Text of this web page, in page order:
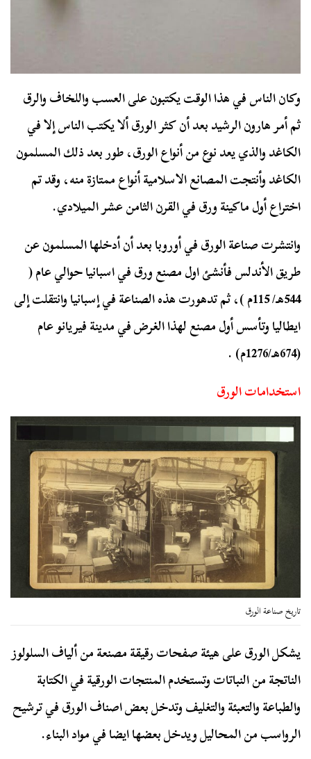
وكان الناس في هذا الوقت يكتبون على العسب واللخاف والرق
ثم أمر هارون الرشيد بعد أن كثر الورق ألا يكتب الناس إلا في
الكاغد والذي يعد نوع من أنواع الورق،طور بعد ذلك المسلمون
الكاغد وأنتجت المصانع الاسلامية أنواع ممتازة منه، وقد تم
اختراع أول ماكينة ورق في القرن الثامن عشر الميلادي.
وانتشرت صناعة الورق في أوروبا بعد أن أدخلها المسلمون عن
طريق الأندلس فأنشئ اول مصنع ورق في اسبانيا حوالي عام (
544هـ/ 115م )، ثم تدهورت هذه الصناعة في إسبانيا وانتقلت إلى
ايطاليا وتأسس أول مصنع لهذا الغرض في مدينة فيريانو عام
(674هـ/1276م) .
استخدامات الورق
تاريخ صناعة الورق
يشكل الورق على هيئة صفحات رقيقة مصنعة من ألياف السلولوز
الناتجة من النباتات وتستخدم المنتجات الورقية في الكتابة
والطباعة والتعبئة والتغليف وتدخل بعض اصناف الورق في ترشيح
الرواسب من المحاليل ويدخل بعضها ايضا في مواد البناء.